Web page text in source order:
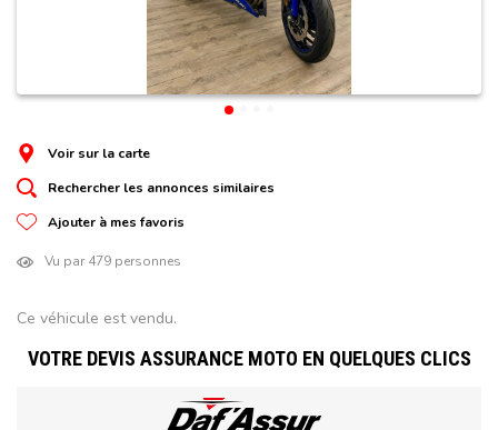
Voir sur la carte
Rechercher les annonces similaires
Ajouter à mes favoris
Vu par 479 personnes
Ce véhicule est vendu.
VOTRE DEVIS ASSURANCE MOTO EN QUELQUES CLICS